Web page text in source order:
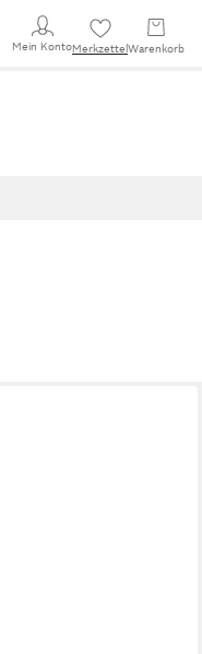
Mein KontoMerkzettel Warenkorb